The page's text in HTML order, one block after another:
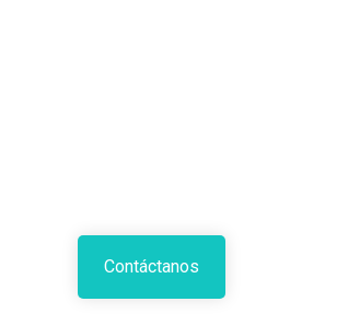
Contáctanos